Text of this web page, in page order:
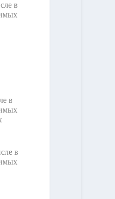
в
в
в